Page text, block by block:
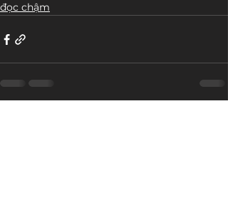
đọc chậm